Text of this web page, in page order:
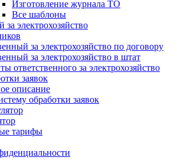
Изготовление журнала ТО
Все шаблоны
за электрохозяйство
за электрохозяйство по договору
за электрохозяйство в штат
ответственного за электрохозяйство
заявок
описание
обработки заявок
тарифы